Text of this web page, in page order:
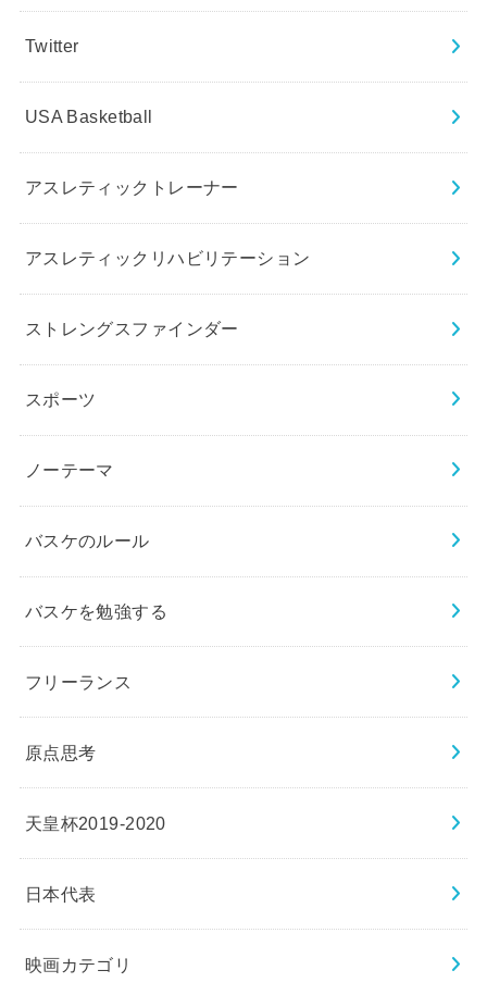
Twitter
USA Basketball
アスレティックトレーナー
アスレティックリハビリテーション
ストレングスファインダー
スポーツ
ノーテーマ
バスケのルール
バスケを勉強する
フリーランス
原点思考
天皇杯2019-2020
日本代表
映画カテゴリ